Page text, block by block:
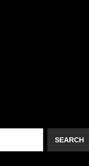
SEARCH